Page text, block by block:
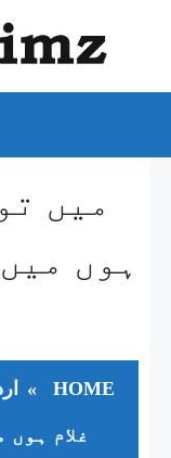
میں
ہوں
HOME
»
غلام